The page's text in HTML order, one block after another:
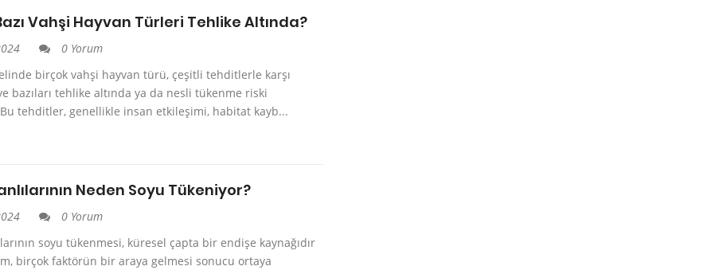
Vahşi Hayvan Türleri Tehlike Altında?
0 Yorum
birçok vahşi hayvan türü, çeşitli tehditlerle karşı
bazıları tehlike altında ya da nesli tükenme riski
Bu tehditler, genellikle insan etkileşimi, habitat kayb...
Neden Soyu Tükeniyor?
0 Yorum
soyu tükenmesi, küresel çapta bir endişe kaynağıdır
birçok faktörün bir araya gelmesi sonucu ortaya